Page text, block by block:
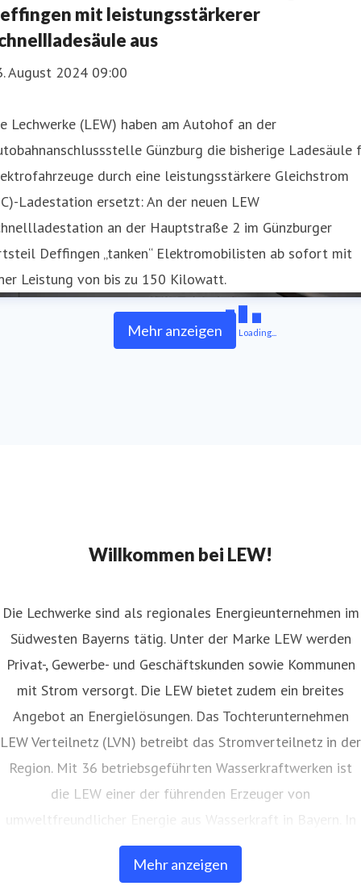
mit leistungsstärkerer
aus
August 2024 09:00
Lechwerke (LEW) haben am Autohof an der
Günzburg die bisherige Ladesäule
durch eine leistungsstärkere Gleichstrom
Ladestation ersetzt: An der neuen LEW
an der Hauptstraße 2 im Günzburger
Deffingen „tanken“ Elektromobilisten ab sofort mit
Leistung von bis zu 150 Kilowatt.
Mehr anzeigen Loading...
Willkommen bei LEW!
Mehr anzeigen
Die Lechwerke sind als regionales Energieunternehmen im
Südwesten Bayerns tätig. Unter der Marke LEW werden
Privat-, Gewerbe- und Geschäftskunden sowie Kommunen
mit Strom versorgt. Die LEW bietet zudem ein breites
Angebot an Energielösungen. Das Tochterunternehmen
LEW Verteilnetz (LVN) betreibt das Stromverteilnetz in der
Region. Mit 36 betriebsgeführten Wasserkraftwerken ist
die LEW einer der führenden Erzeuger von
umweltfreundlicher Energie aus Wasserkraft in Bayern. In
die LEW auch Strom aus Photovoltaik. Außerdem bietet